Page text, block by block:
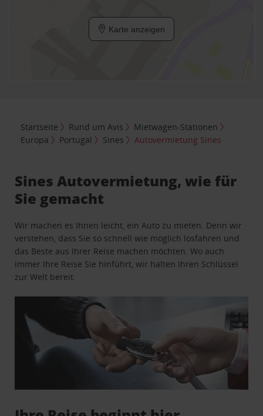
Karte anzeigen
Startseite Rund um Avis
Mietwagen-Stationen
Europa
Portugal Sines Autovermietung Sines
Sines Autovermietung, wie für
Sie gemacht
Wir machen es Ihnen leicht, ein Auto zu mieten. Denn wir
verstehen, dass Sie so schnell wie möglich losfahren und
das Beste aus Ihrer Reise machen möchten. Wo auch
immer Ihre Reise Sie hinführt, wir halten Ihren Schlüssel
zur Welt bereit.